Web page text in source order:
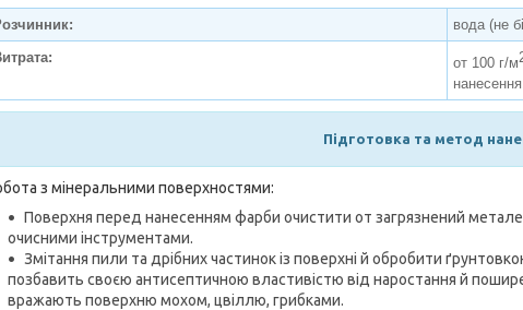
вода (не
от 100 г/м
нанесення.
Підготовка та метод
з мінеральними поверхностями:
Поверхня перед нанесенням фарби очистити от загрязнений
очисними інструментами.
Змітання пили та дрібних частинок із поверхні й обробити
позбавить своєю антисептичною властивістю від наростання й
вражають поверхню мохом, цвіллю, грибками.